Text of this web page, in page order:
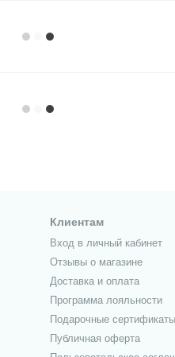
Клиентам
Вход в личный кабинет
Отзывы о магазине
Доставка и оплата
Программа лояльности
Подарочные сертификаты
Публичная оферта